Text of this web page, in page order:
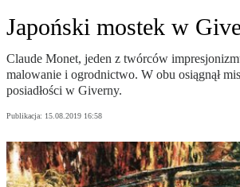
Japoński mostek w
Claude Monet, jeden z twórców
malowanie i ogrodnictwo. W obu osiągnął
posiadłości w Giverny.
Publikacja: 15.08.2019 16:58